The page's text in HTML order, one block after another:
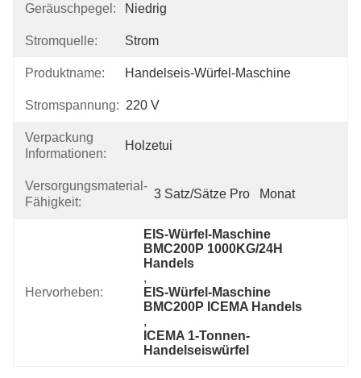
Geräuschpegel: Niedrig
Stromquelle: Strom
Produktname: Handelseis-Würfel-Maschine
Stromspannung: 220 V
Verpackung
Informationen:
Holzetui
Versorgungsmaterial-
Fähigkeit:
3 Satz/Sätze Pro   Monat
Hervorheben:
EIS-Würfel-Maschine
BMC200P 1000KG/24H
Handels
,
EIS-Würfel-Maschine
BMC200P ICEMA Handels
,
ICEMA 1-Tonnen-
Handelseiswürfel